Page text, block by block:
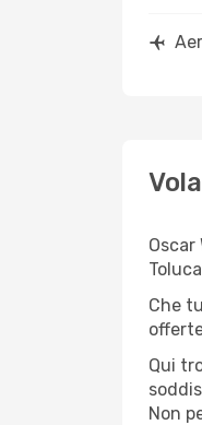
Che
Qui
Non